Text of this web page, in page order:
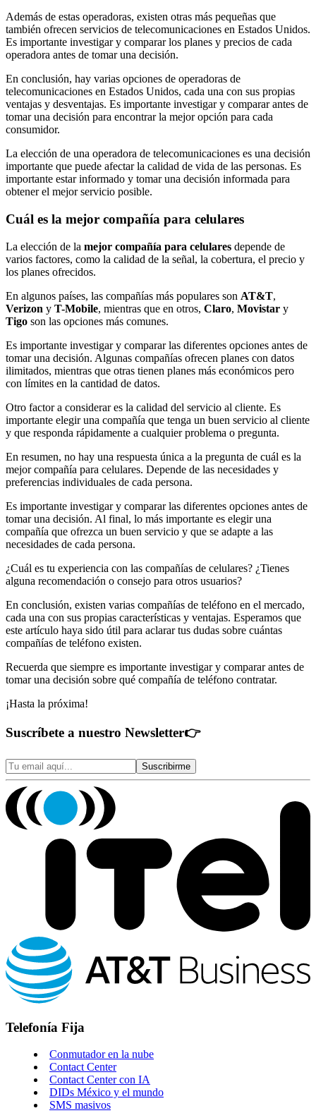
Además de estas operadoras, existen otras más pequeñas que
también ofrecen servicios de telecomunicaciones en Estados Unidos.
Es importante investigar y comparar los planes y precios de cada
operadora antes de tomar una decisión.
En conclusión, hay varias opciones de operadoras de
telecomunicaciones en Estados Unidos, cada una con sus propias
ventajas y desventajas. Es importante investigar y comparar antes de
tomar una decisión para encontrar la mejor opción para cada
consumidor.
La elección de una operadora de telecomunicaciones es una decisión
importante que puede afectar la calidad de vida de las personas. Es
importante estar informado y tomar una decisión informada para
obtener el mejor servicio posible.
Cuál es la mejor compañía para celulares
La elección de la mejor compañía para celulares depende de
varios factores, como la calidad de la señal, la cobertura, el precio y
los planes ofrecidos.
En algunos países, las compañías más populares son AT&T,
Verizon y T-Mobile, mientras que en otros, Claro, Movistar y
Tigo son las opciones más comunes.
Es importante investigar y comparar las diferentes opciones antes de
tomar una decisión. Algunas compañías ofrecen planes con datos
ilimitados, mientras que otras tienen planes más económicos pero
con límites en la cantidad de datos.
Otro factor a considerar es la calidad del servicio al cliente. Es
importante elegir una compañía que tenga un buen servicio al cliente
y que responda rápidamente a cualquier problema o pregunta.
En resumen, no hay una respuesta única a la pregunta de cuál es la
mejor compañía para celulares. Depende de las necesidades y
preferencias individuales de cada persona.
Es importante investigar y comparar las diferentes opciones antes de
tomar una decisión. Al final, lo más importante es elegir una
compañía que ofrezca un buen servicio y que se adapte a las
necesidades de cada persona.
¿Cuál es tu experiencia con las compañías de celulares? ¿Tienes
alguna recomendación o consejo para otros usuarios?
En conclusión, existen varias compañías de teléfono en el mercado,
cada una con sus propias características y ventajas. Esperamos que
este artículo haya sido útil para aclarar tus dudas sobre cuántas
compañías de teléfono existen.
Recuerda que siempre es importante investigar y comparar antes de
tomar una decisión sobre qué compañía de teléfono contratar.
¡Hasta la próxima!
Suscríbete a nuestro Newsletter👉
Suscribirme
Telefonía Fija
Conmutador en la nube
Contact Center
Contact Center con IA
DIDs México y el mundo
SMS masivos